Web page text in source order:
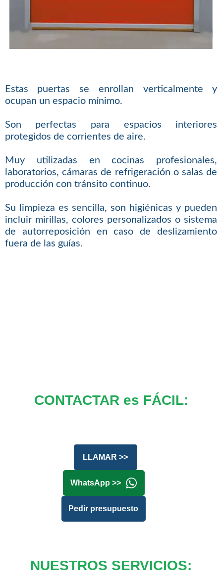
Estas puertas se enrollan verticalmente y
ocupan un espacio mínimo.
Son perfectas para espacios interiores
protegidos de corrientes de aire.
Muy utilizadas en cocinas profesionales,
laboratorios, cámaras de refrigeración o salas de
producción con tránsito continuo.
Su limpieza es sencilla, son higiénicas y pueden
incluir mirillas, colores personalizados o sistema
de autorreposición en caso de deslizamiento
fuera de las guías.
CONTACTAR es FÁCIL:
LLAMAR >>
WhatsApp >>
Pedir presupuesto
NUESTROS SERVICIOS: